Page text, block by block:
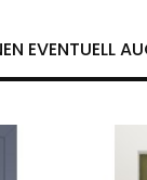
EVENTUELL